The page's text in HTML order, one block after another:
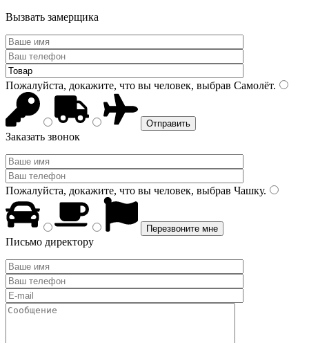
Вызвать замерщика
Пожалуйста, докажите, что вы человек, выбрав Самолёт.
Заказать звонок
Пожалуйста, докажите, что вы человек, выбрав Чашку.
Письмо директору